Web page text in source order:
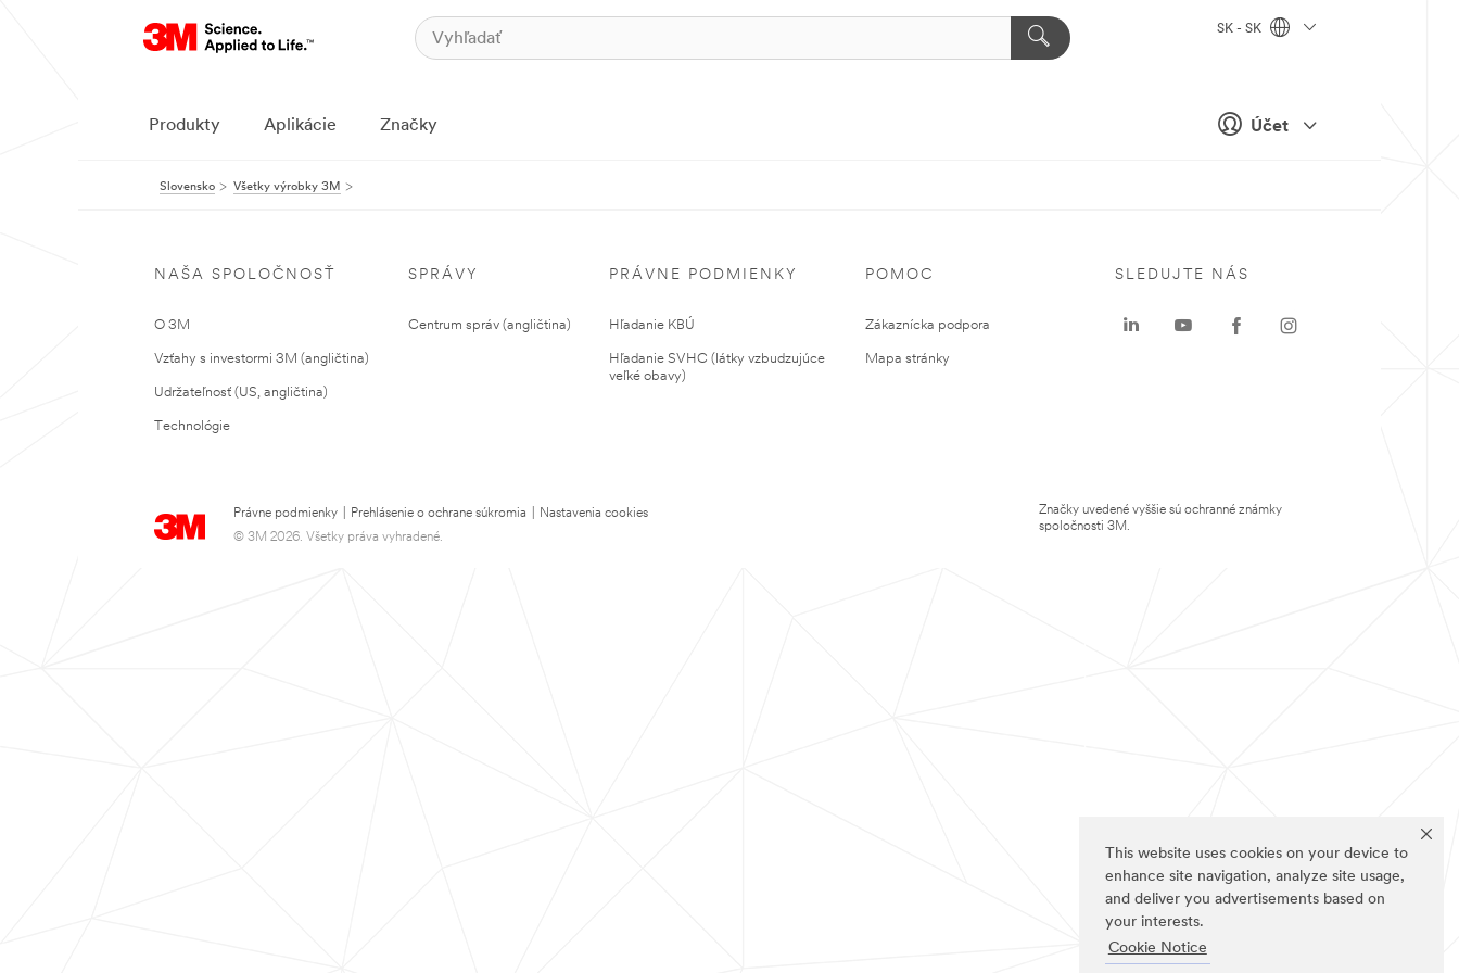
This website uses cookies on your device to
enhance site navigation, analyze site usage,
and deliver you advertisements based on
your interests.
Cookie Notice
Účet
SK - SK
Produkty Aplikácie Značky
Slovensko Všetky výrobky 3M
NAŠA SPOLOČNOSŤ
O 3M
Vzťahy s investormi 3M (angličtina)
Udržateľnosť (US, angličtina)
Technológie
SPRÁVY
Centrum správ (angličtina)
PRÁVNE PODMIENKY
Hľadanie KBÚ
Hľadanie SVHC (látky vzbudzujúce
veľké obavy)
POMOC
Zákaznícka podpora
Mapa stránky
Právne podmienky Prehlásenie o ochrane súkromia
Nastavenia cookies
© 3M 2026. Všetky práva vyhradené.
SLEDUJTE NÁS
Značky uvedené vyššie sú ochranné známky
spoločnosti 3M.